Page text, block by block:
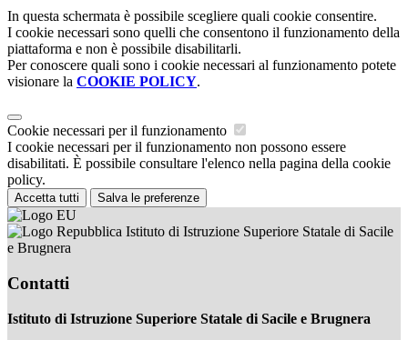
In questa schermata è possibile scegliere quali cookie consentire.
I cookie necessari sono quelli che consentono il funzionamento della
piattaforma e non è possibile disabilitarli.
Per conoscere quali sono i cookie necessari al funzionamento potete
visionare la COOKIE POLICY.
Cookie necessari per il funzionamento
I cookie necessari per il funzionamento non possono essere
disabilitati. È possibile consultare l'elenco nella pagina della cookie
policy.
Accetta tutti Salva le preferenze
Istituto di Istruzione Superiore Statale di Sacile
e Brugnera
Contatti
Istituto di Istruzione Superiore Statale di Sacile e Brugnera